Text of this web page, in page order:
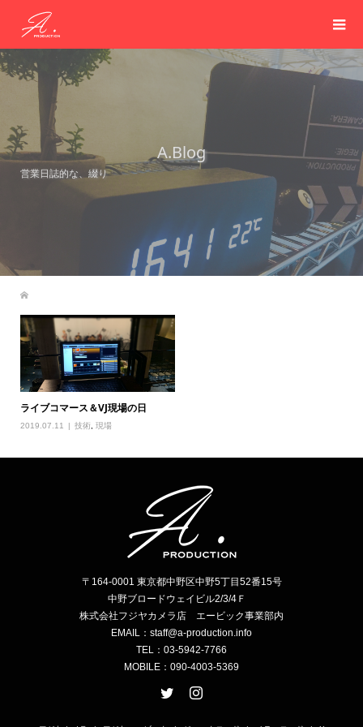
A.Blog
営業日誌的な、綴り
ライブコマース＆VJ現場の日
2019.07.11 技術, 現場
〒164-0001 東京都中野区中野5丁目52番15号
中野ブロードウェイビル2/3/4Ｆ
株式会社フジヤカメラ店 エービック事業部内
EMAIL：staff@a-production.info
TEL：03-5942-7766
MOBILE：090-4003-5369